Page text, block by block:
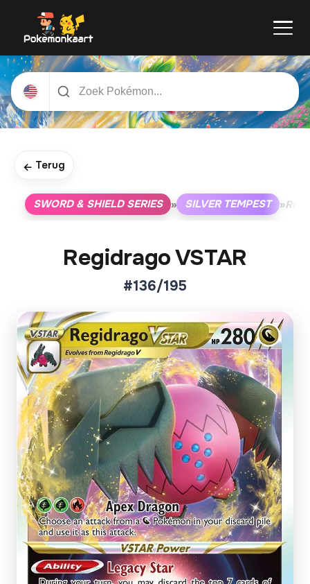
← Terug
SWORD & SHIELD SERIES » SILVER TEMPEST »
Regidrago VSTAR
#136/195